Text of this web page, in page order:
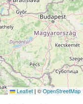
Leaflet | ©OpenStreetMap